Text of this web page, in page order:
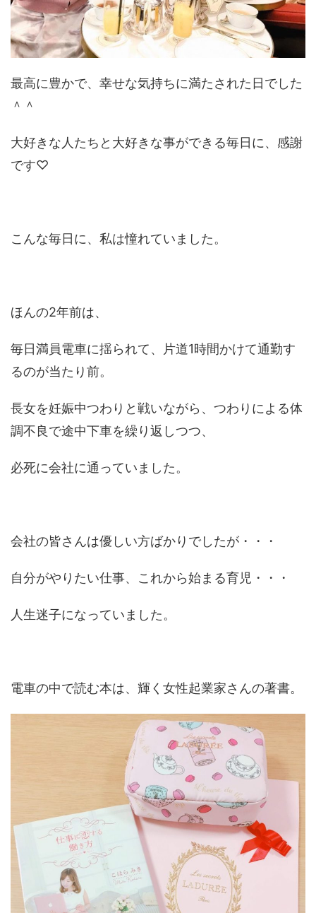
最高に豊かで、幸せな気持ちに満たされた日でした
＾＾
大好きな人たちと大好きな事ができる毎日に、感謝
です♡
こんな毎日に、私は憧れていました。
ほんの2年前は、
毎日満員電車に揺られて、片道1時間かけて通勤す
るのが当たり前。
長女を妊娠中つわりと戦いながら、つわりによる体
調不良で途中下車を繰り返しつつ、
必死に会社に通っていました。
会社の皆さんは優しい方ばかりでしたが・・・
自分がやりたい仕事、これから始まる育児・・・
人生迷子になっていました。
電車の中で読む本は、輝く女性起業家さんの著書。